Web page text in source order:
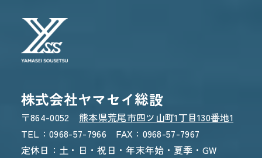
株式会社ヤマセイ総設
〒864-0052熊本県荒尾市四ツ山町1丁目130番地1
TEL：0968-57-7966 FAX：0968-57-7967
定休日：土・日・祝日・年末年始・夏季・GW